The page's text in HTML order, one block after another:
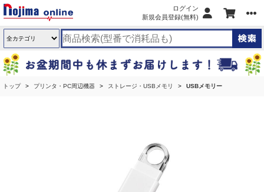
ログイン
新規会員登録(無料)
トップ プリンタ・PC周辺機器 ストレージ・USBメモリ USBメモリー